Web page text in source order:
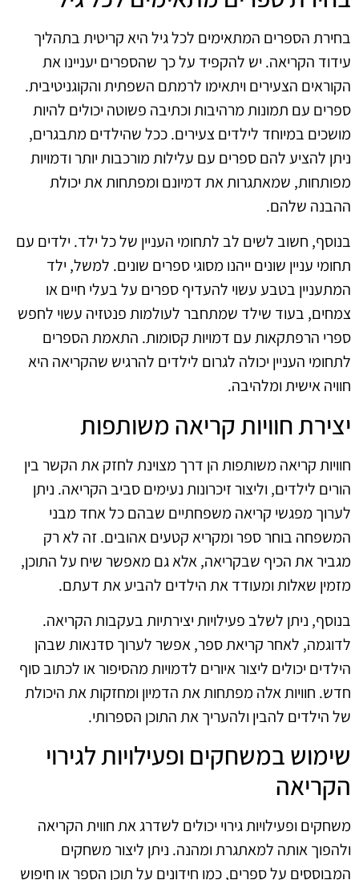
בחירת הספרים המתאימים לכל גיל היא קריטית בתהליך
עידוד הקריאה. יש להקפיד על כך שהספרים יעניינו את
הקוראים הצעירים ויתאימו לרמתם השפתית והקוגניטיבית.
ספרים עם תמונות מרהיבות וכתיבה פשוטה יכולים להיות
מושכים במיוחד לילדים צעירים. ככל שהילדים מתבגרים,
ניתן להציע להם ספרים עם עלילות מורכבות יותר ודמויות
מפותחות, שמאתגרות את דמיונם ומפתחות את יכולת
ההבנה שלהם.
בנוסף, חשוב לשים לב לתחומי העניין של כל ילד. ילדים עם
תחומי עניין שונים ייהנו מסוגי ספרים שונים. למשל, ילד
המתעניין בטבע עשוי להעדיף ספרים על בעלי חיים או
צמחים, בעוד שילד שמתחבר לעולמות פנטזיה עשוי לחפש
ספרי הרפתקאות עם דמויות קסומות. התאמת הספרים
לתחומי העניין יכולה לגרום לילדים להרגיש שהקריאה היא
חוויה אישית ומלהיבה.
יצירת חוויות קריאה משותפות
חוויות קריאה משותפות הן דרך מצוינת לחזק את הקשר בין
הורים לילדים, וליצור זיכרונות נעימים סביב הקריאה. ניתן
לערוך מפגשי קריאה משפחתיים שבהם כל אחד מבני
המשפחה בוחר ספר ומקריא קטעים אהובים. זה לא רק
מגביר את הכיף שבקריאה, אלא גם מאפשר שיח על התוכן,
מזמין שאלות ומעודד את הילדים להביע את דעתם.
בנוסף, ניתן לשלב פעילויות יצירתיות בעקבות הקריאה.
לדוגמה, לאחר קריאת ספר, אפשר לערוך סדנאות שבהן
הילדים יכולים ליצור איורים לדמויות מהסיפור או לכתוב סוף
חדש. חוויות אלה מפתחות את הדמיון ומחזקות את היכולת
של הילדים להבין ולהעריך את התוכן הספרותי.
שימוש במשחקים ופעילויות לגירוי
הקריאה
משחקים ופעילויות גירוי יכולים לשדרג את חווית הקריאה
ולהפוך אותה למאתגרת ומהנה. ניתן ליצור משחקים
המבוססים על ספרים, כמו חידונים על תוכן הספר או חיפוש